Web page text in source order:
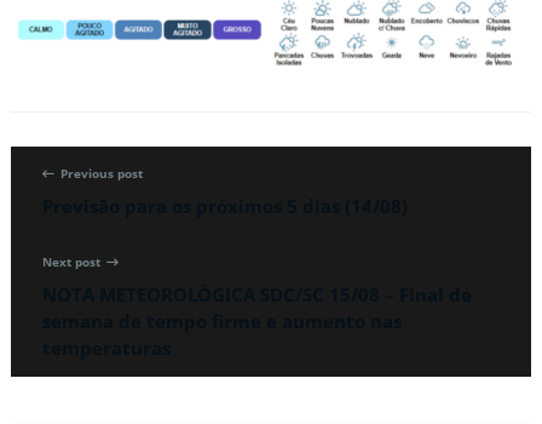
Previous post
Next post